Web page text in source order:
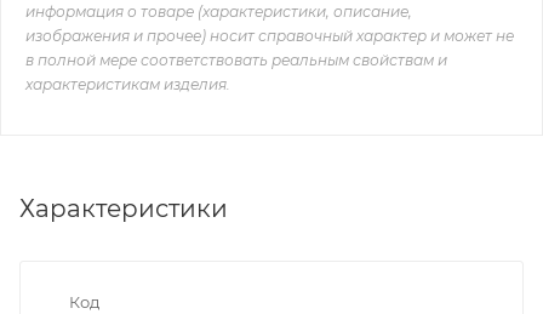
информация о товаре (характеристики, описание,
изображения и прочее) носит справочный характер и может не
в полной мере соответствовать реальным свойствам и
характеристикам изделия.
Характеристики
Код